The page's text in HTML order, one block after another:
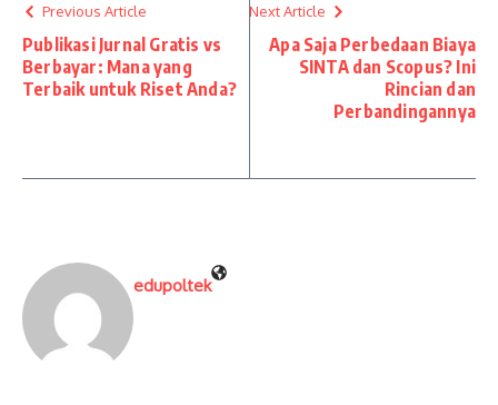
Previous Article
Publikasi Jurnal Gratis vs
Berbayar: Mana yang
Terbaik untuk Riset Anda?
Next Article
Apa Saja Perbedaan Biaya
SINTA dan Scopus? Ini
Rincian dan
Perbandingannya
edupoltek